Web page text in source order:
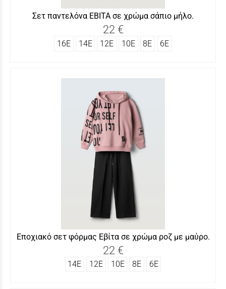
Σετ παντελόνα ΕΒΙΤΑ σε χρώμα σάπιο μήλο.
22 €
16Ε 14Ε 12Ε 10Ε 8Ε 6Ε
Εποχιακό σετ φόρμας Εβίτα σε χρώμα ροζ με μαύρο.
22 €
14Ε 12Ε 10Ε 8Ε 6Ε